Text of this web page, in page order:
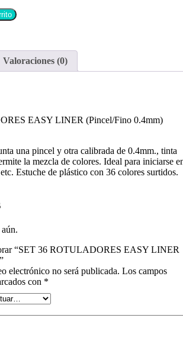
Valoraciones (0)
EASY LINER (Pincel/Fino 0.4mm)
una pincel y otra calibrada de 0.4mm., tinta
la mezcla de colores. Ideal para iniciarse
Estuche de plástico con 36 colores surtidos.
“SET 36 ROTULADORES EASY LINER
electrónico no será publicada. Los campos
con *